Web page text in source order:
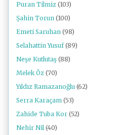
Puran Tilmiz (103)
Şahin Torun (100)
Emeti Saruhan (98)
Selahattin Yusuf (89)
Neşe Kutlutaş (88)
Melek Öz (70)
Yıldız Ramazanoğlu (62)
Serra Karaçam (53)
Zahide Tuba Kor (52)
Nehir Nil (40)